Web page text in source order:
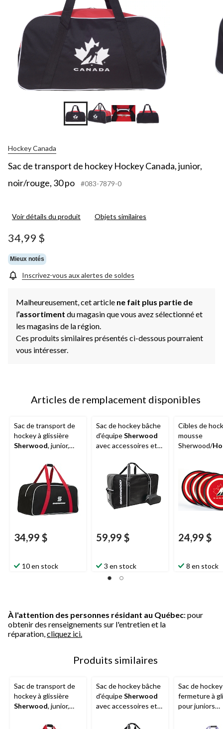
Hockey Canada
Sac de transport de hockey Hockey Canada, junior,
noir/rouge, 30 po
#083-7879-0
Voir détails du produit Objets similaires
34,99 $
Mieux notés
Inscrivez-vous aux alertes de soldes
Malheureusement, cet article ne fait plus partie de
l’assortiment du magasin que vous avez sélectionné et
les magasins de la région.
Ces produits similaires présentés ci-dessous pourraient
vous intéresser.
Articles de remplacement disponibles
Sac de transport de
hockey à glissière
Sherwood, junior,
34,99 $
10 en stock
Sac de hockey bâche
d'équipeSherwood
avec accessoires et
transporter, junior,
noir, 30 po
59,99 $
3 en stock
Cibles de
mousse
Sherwood/
24,99 $
8 en stock
À l'attention des personnes résidant au Québec: pour
obtenir des renseignements sur l'entretien et la
réparation, cliquez ici.
Produits similaires
Sac de transport de
hockey à glissière
Sherwood, junior,
Sac de hockey bâche
d'équipeSherwood
avec accessoires et
transporter, junior,
Sac de
fermeture à
pour juniors
transportable,